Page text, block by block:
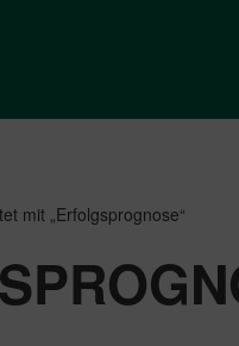
mit „Erfolgsprognose“